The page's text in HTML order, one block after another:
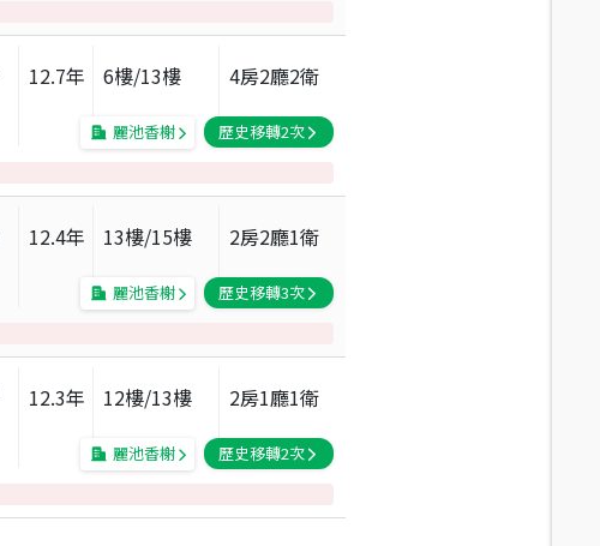
12.7年 6樓/13樓 4房2廳2衛
麗池香榭 歷史移轉2次
12.4年 13樓/15樓 2房2廳1衛
麗池香榭 歷史移轉3次
12.3年 12樓/13樓 2房1廳1衛
麗池香榭 歷史移轉2次